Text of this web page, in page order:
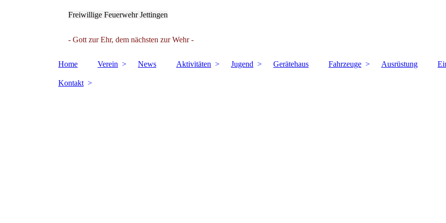
Freiwillige Feuerwehr Jettingen
- Gott zur Ehr, dem nächsten zur Wehr -
Home Verein News Aktivitäten Jugend Gerätehaus Fahrzeuge Ausrüstung
Kontakt